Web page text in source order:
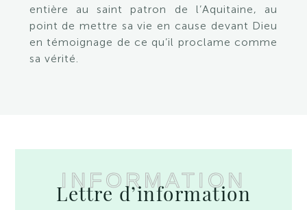
entière au saint patron de l’Aquitaine, au
point de mettre sa vie en cause devant Dieu
en témoignage de ce qu’il proclame comme
sa vérité.
INFORMATION
Lettre d’information